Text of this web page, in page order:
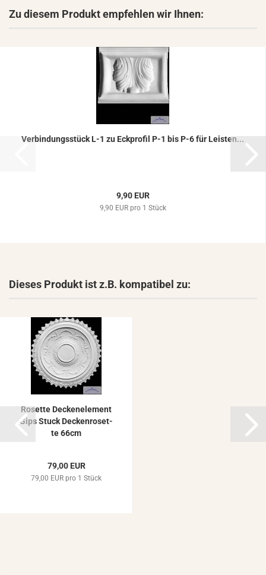
Zu diesem Produkt empfehlen wir Ihnen:
Ver­bin­dungs­stück L-1 zu Eck­pro­fil P-1 bis P-6 für Leis­ten...
9,90 EUR
9,90 EUR pro 1 Stück
Dieses Produkt ist z.B. kompatibel zu:
Ro­set­te De­cken­ele­ment
Gips Stuck De­cken­ro­set­
te 66cm
79,00 EUR
79,00 EUR pro 1 Stück